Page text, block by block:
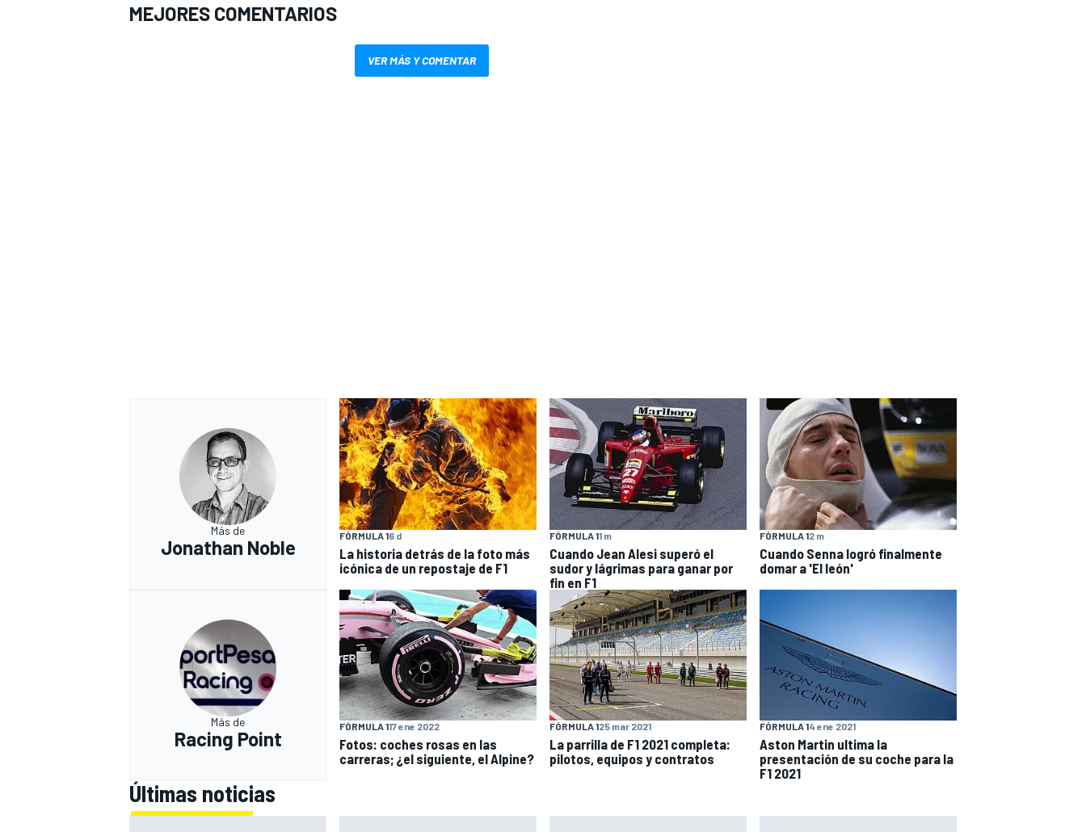
MEJORES COMENTARIOS
VER MÁS Y COMENTAR
Más de
Jonathan Noble
FÓRMULA 16 d
La historia detrás de la foto más
icónica de un repostaje de F1
FÓRMULA 11 m
Cuando Jean Alesi superó el
sudor y lágrimas para ganar por
fin en F1
FÓRMULA 12 m
Cuando Senna logró finalmente
domar a 'El león'
Más de
Racing Point
FÓRMULA 117 ene 2022
Fotos: coches rosas en las
carreras; ¿el siguiente, el Alpine?
FÓRMULA 125 mar 2021
La parrilla de F1 2021 completa:
pilotos, equipos y contratos
FÓRMULA 14 ene 2021
Aston Martin ultima la
presentación de su coche para la
F1 2021
Últimas noticias